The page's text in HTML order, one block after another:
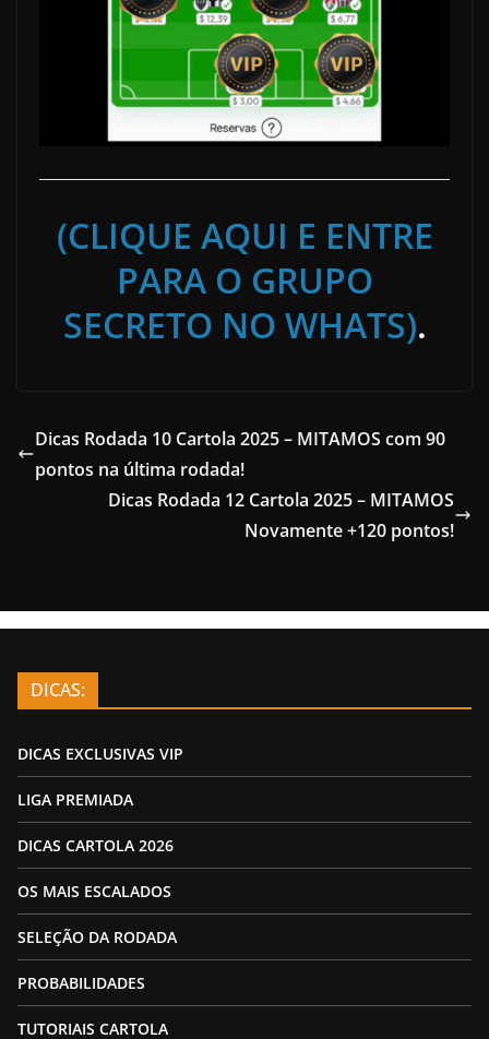
(CLIQUE AQUI E ENTRE
PARA O GRUPO
SECRETO NO WHATS).
Dicas Rodada 10 Cartola 2025 – MITAMOS com 90
pontos na última rodada!
Dicas Rodada 12 Cartola 2025 – MITAMOS
Novamente +120 pontos!
DICAS:
DICAS EXCLUSIVAS VIP
LIGA PREMIADA
DICAS CARTOLA 2026
OS MAIS ESCALADOS
SELEÇÃO DA RODADA
PROBABILIDADES
TUTORIAIS CARTOLA